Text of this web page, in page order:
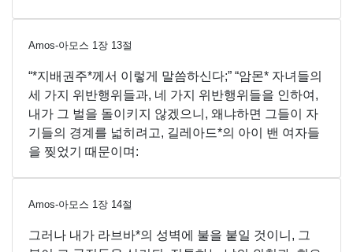
Amos-아모스 1장 13절
“*지배권주*께서 이렇게 말씀하신다;” “암몬* 자녀들의
세 가지 위반행위들과, 네 가지 위반행위들을 인하여,
내가 그 벌을 돌이키지 않겠으니, 왜냐하면 그들이 자
기들의 경계를 넓히려고, 길레아드*의 아이 밴 여자들
을 찢었기 때문이며:
Amos-아모스 1장 14절
그러나 내가 라브바*의 성벽에 불을 붙일 것이니, 그